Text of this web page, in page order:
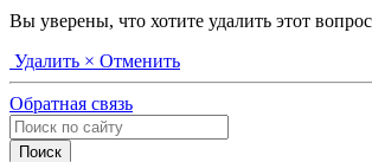
Вы уверены, что хотите удалить этот
Удалить × Отменить
Обратная связь